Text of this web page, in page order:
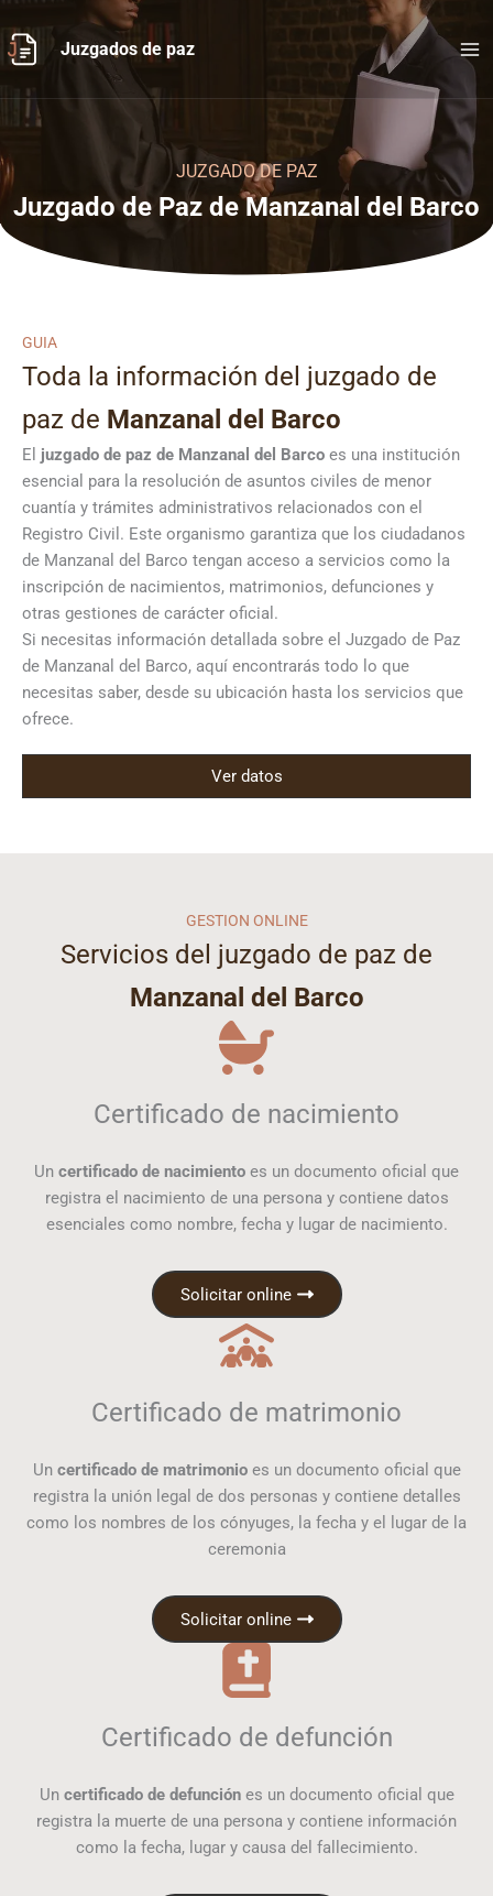
al
contenido
Juzgados de paz
JUZGADO DE PAZ
Juzgado de Paz de Manzanal del Barco
GUIA
Toda la información del juzgado de
paz de Manzanal del Barco
El juzgado de paz de Manzanal del Barco es una institución
esencial para la resolución de asuntos civiles de menor
cuantía y trámites administrativos relacionados con el
Registro Civil. Este organismo garantiza que los ciudadanos
de Manzanal del Barco tengan acceso a servicios como la
inscripción de nacimientos, matrimonios, defunciones y
otras gestiones de carácter oficial.
Si necesitas información detallada sobre el Juzgado de Paz
de Manzanal del Barco, aquí encontrarás todo lo que
necesitas saber, desde su ubicación hasta los servicios que
ofrece.
Ver datos
GESTION ONLINE
Servicios del juzgado de paz de
Manzanal del Barco
Certificado de nacimiento
Un certificado de nacimiento es un documento oficial que
registra el nacimiento de una persona y contiene datos
esenciales como nombre, fecha y lugar de nacimiento.
Solicitar online
Certificado de matrimonio
Un certificado de matrimonioes un documento oficial que
registra la unión legal de dos personas y contiene detalles
como los nombres de los cónyuges, la fecha y el lugar de la
ceremonia
Solicitar online
Certificado de defunción
Un certificado de defunciónes un documento oficial que
registra la muerte de una persona y contiene información
como la fecha, lugar y causa del fallecimiento.